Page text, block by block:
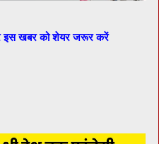
इस खबर को शेयर जरूर करें